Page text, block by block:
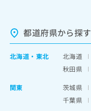
都道府県から探す
北海道 ・ 東北 北海道
秋田県
関東
茨城県
千葉県